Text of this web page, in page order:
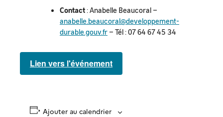
Contact: Anabelle Beaucoral –
anabelle.beaucoral@developpement-
durable.gouv.fr – Tél : 07 64 67 45 34
Lien vers l'événement
Ajouter au calendrier